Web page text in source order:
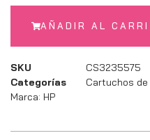
AÑADIR AL
SKU
CS3235575
Categorías
Cartuchos de
Marca: HP